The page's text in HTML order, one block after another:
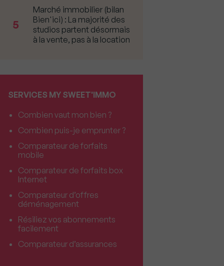
5
Marché immobilier (bilan
Bien'ici) : La majorité des
studios partent désormais
à la vente, pas à la location
SERVICES MY SWEET'IMMO
Combien vaut mon bien ?
Combien puis-je emprunter ?
Comparateur de forfaits
mobile
Comparateur de forfaits box
Internet
Comparateur d’offres
déménagement
Résiliez vos abonnements
facilement
Comparateur d’assurances